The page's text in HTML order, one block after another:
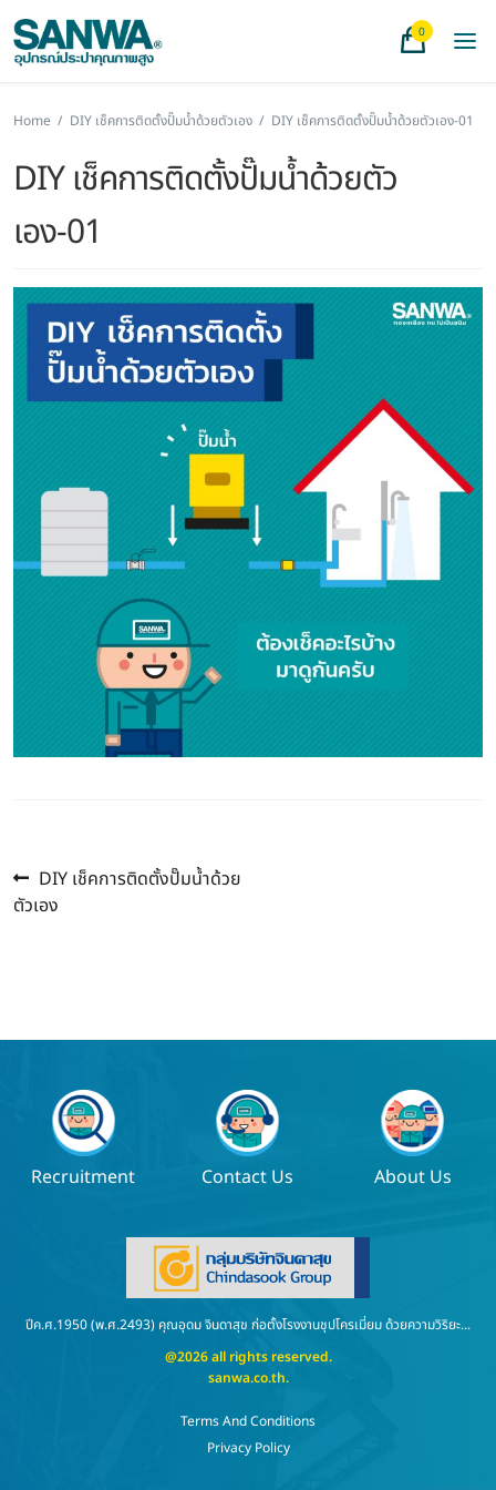
0
Home / DIY เช็คการติดตั้งปั๊มน้ำด้วยตัวเอง / DIY เช็คการติดตั้งปั๊มน้ำด้วยตัวเอง-01
DIY เช็คการติดตั้งปั๊มน้ำด้วยตัว
เอง-01
แนะแนว
เรื่อง
Previous
post:
DIY เช็คการติดตั้งปั๊มน้ำด้วย
ตัวเอง
Recruitment Contact Us About Us
ปีค.ศ.1950 (พ.ศ.2493) คุณอุดม จินดาสุข ก่อตั้งโรงงานชุปโครเมี่ยม ด้วยความวิริยะ...
@2026 all rights reserved.
sanwa.co.th.
Terms And Conditions
Privacy Policy